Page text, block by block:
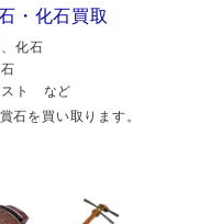
・化石買取
化石
スト など
石を買い取ります。